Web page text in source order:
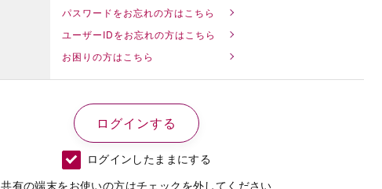
パスワードをお忘れの方はこちら
ユーザーIDをお忘れの方はこちら
お困りの方はこちら
ログインしたままにする
共有の端末をお使いの方はチェックを外してください